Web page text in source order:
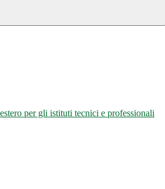
per gli istituti tecnici e professionali